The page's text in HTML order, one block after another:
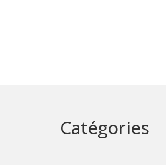
Catégories